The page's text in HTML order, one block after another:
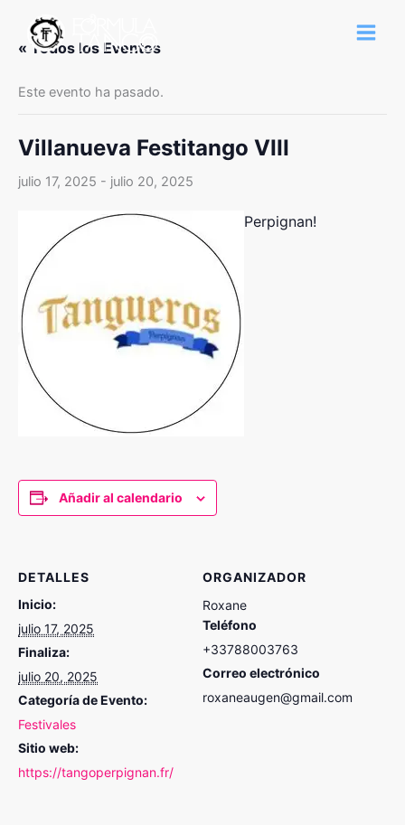
contenido
« Todos los Eventos
Este evento ha pasado.
Villanueva Festitango VIII
julio 17, 2025 - julio 20, 2025
Perpignan!
Añadir al calendario
DETALLES
Inicio:
julio 17, 2025
Finaliza:
julio 20, 2025
Categoría de Evento:
Festivales
Sitio web:
https://tangoperpignan.fr/
ORGANIZADOR
Roxane
Teléfono
+33788003763
Correo electrónico
roxaneaugen@gmail.com